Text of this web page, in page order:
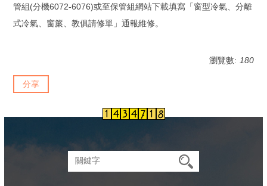
管組(分機6072-6076)或至保管組網站下載填寫「窗型冷氣、分離
式冷氣、窗簾、教俱請修單」通報維修。
瀏覽數: 180
分享